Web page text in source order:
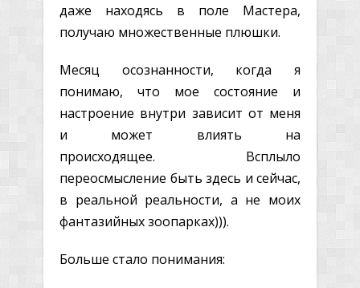
даже находясь в поле Мастера,
получаю множественные плюшки.
Месяц осознанности, когда я
понимаю, что мое состояние и
настроение внутри зависит от меня
и может влиять на
происходящее. Всплыло
переосмысление быть здесь и сейчас,
в реальной реальности, а не моих
фантазийных зоопарках))).
Больше стало понимания: